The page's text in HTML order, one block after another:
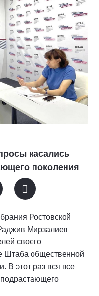
касались
поколения
Ростовской
Мирзалиев
своего
Штаба общественной
В этот раз вся все